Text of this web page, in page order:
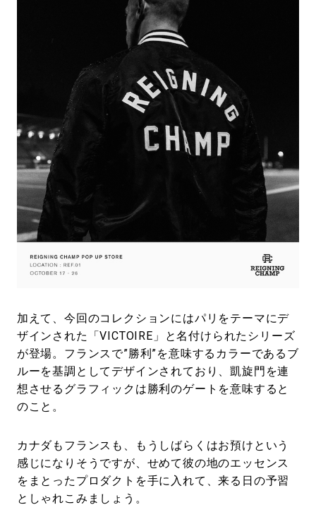
加えて、今回のコレクションにはパリをテーマにデ
ザインされた「VICTOIRE」と名付けられたシリーズ
が登場。フランスで”勝利”を意味するカラーであるブ
ルーを基調としてデザインされており、凱旋門を連
想させるグラフィックは勝利のゲートを意味すると
のこと。
カナダもフランスも、もうしばらくはお預けという
感じになりそうですが、せめて彼の地のエッセンス
をまとったプロダクトを手に入れて、来る日の予習
としゃれこみましょう。